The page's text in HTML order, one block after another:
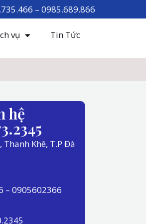
– 0985.689.866
vụ Tin Tức
hệ
Thanh Khê, T.P Đà
– 0905602366